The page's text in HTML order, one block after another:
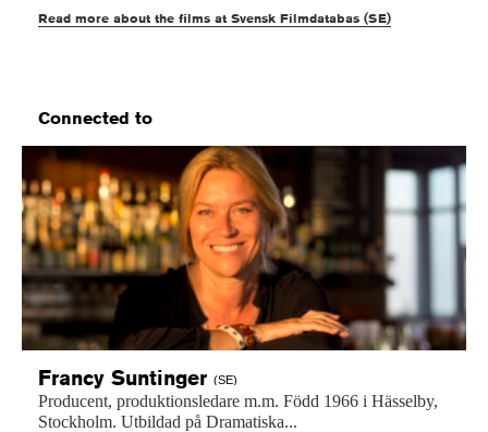
Read more about the films at Svensk Filmdatabas (SE)
Connected to
Francy Suntinger (SE)
Producent, produktionsledare m.m. Född 1966 i Hässelby,
Stockholm. Utbildad på Dramatiska...